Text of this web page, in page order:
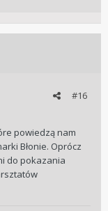
#16
powiedzą nam
Błonie. Oprócz
do pokazania